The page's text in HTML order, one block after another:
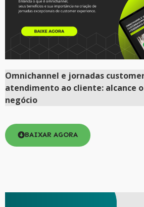
Omnichannel e jornadas
atendimento ao cliente: alcance o
negócio
BAIXAR AGORA